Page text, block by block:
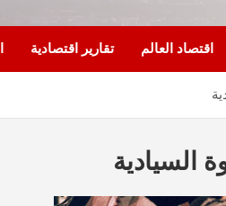
اقتصاد العالم تقارير اقتصادية
السيادية